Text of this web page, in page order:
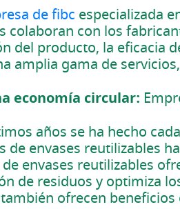
de fibc especializada
colaboran con los
del producto, la eficacia
amplia gama de
economía circular:
años se ha hecho
de envases reutilizables
envases reutilizables
de residuos y optimiza
ofrecen